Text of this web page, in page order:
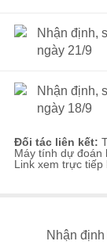
Nhận định,
ngày 21/9
Nhận định,
ngày 18/9
Đối tác liên kết:
Máy tính dự đoán
Link xem trực tiếp
Nhận